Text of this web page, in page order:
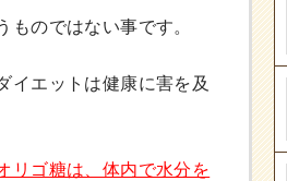
のではない事です。
イエットは健康に害を及
リゴ糖は、体内で水分を